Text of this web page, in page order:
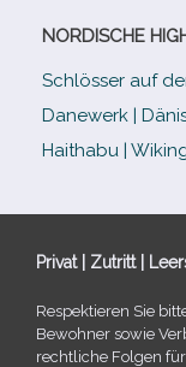
NORDISCHE
Schlösser auf
Danewerk |
Haithabu |
Privat | Zutritt |
Respektieren Sie
Bewohner sowie
recht­li­che Folgen